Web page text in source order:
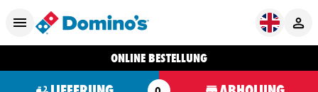
ONLINE BESTELLUNG